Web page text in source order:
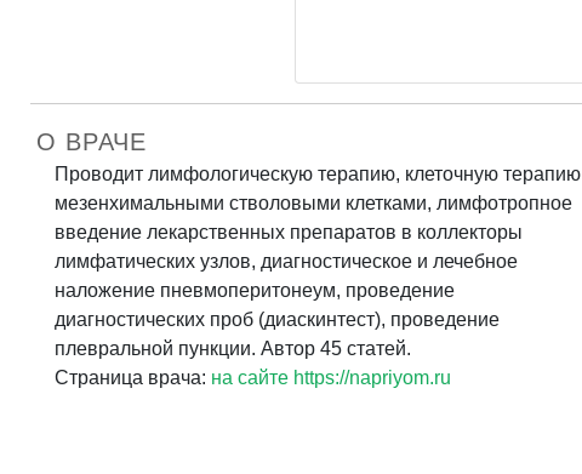
О ВРАЧЕ
Проводит лимфологическую терапию, клеточную терапию
мезенхимальными стволовыми клетками, лимфотропное
введение лекарственных препаратов в коллекторы
лимфатических узлов, диагностическое и лечебное
наложение пневмоперитонеум, проведение
диагностических проб (диаскинтест), проведение
плевральной пункции. Автор 45 статей.
Страница врача: на сайте https://napriyom.ru